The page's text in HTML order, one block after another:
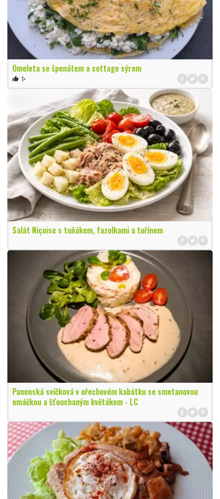
Omeleta se špenátem a cottage sýrem
thumb_up 1×
Salát Niçoise s tuňákem, fazolkami a tuřínem
Panenská svíčková v ořechovém kabátku se smetanovou
omáčkou a šťouchaným květákem - LC